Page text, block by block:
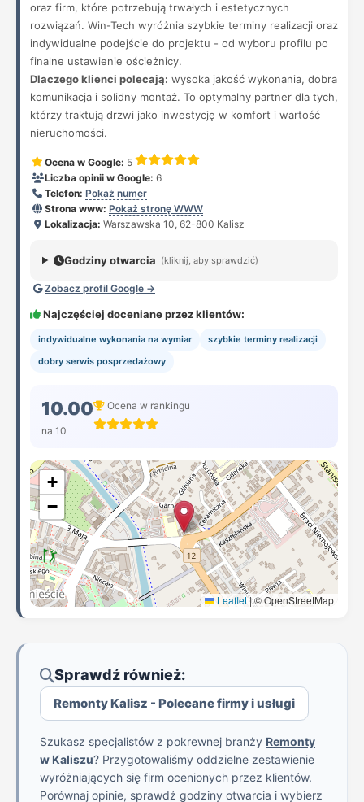
oraz firm, które potrzebują trwałych i estetycznych
rozwiązań. Win-Tech wyróżnia szybkie terminy realizacji oraz
indywidualne podejście do projektu - od wyboru profilu po
finalne ustawienie ościeżnicy.
Dlaczego klienci polecają: wysoka jakość wykonania, dobra
komunikacja i solidny montaż. To optymalny partner dla tych,
którzy traktują drzwi jako inwestycję w komfort i wartość
nieruchomości.
Ocena w Google: 5
Liczba opinii w Google: 6
Telefon: Pokaż numer
Strona www: Pokaż stronę WWW
Lokalizacja: Warszawska 10, 62-800 Kalisz
Godziny otwarcia (kliknij, aby sprawdzić)
Zobacz profil Google →
Najczęściej doceniane przez klientów:
indywidualne wykonania na wymiar
szybkie terminy realizacji
dobry serwis posprzedażowy
10.00
na 10
Ocena w rankingu
+
−
Leaflet|© OpenStreetMap
Sprawdź również:
Remonty Kalisz - Polecane firmy i usługi
Szukasz specjalistów z pokrewnej branży Remonty
w Kaliszu? Przygotowaliśmy oddzielne zestawienie
wyróżniających się firm ocenionych przez klientów.
Porównaj opinie, sprawdź godziny otwarcia i wybierz